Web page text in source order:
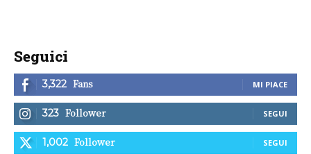
Seguici
3,322 Fans MI PIACE
323 Follower SEGUI
1,002 Follower SEGUI